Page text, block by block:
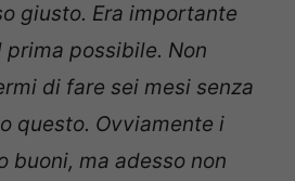
giusto. Era importante
possibile. Non
di fare sei mesi senza
questo. Ovviamente i
buoni, ma adesso non